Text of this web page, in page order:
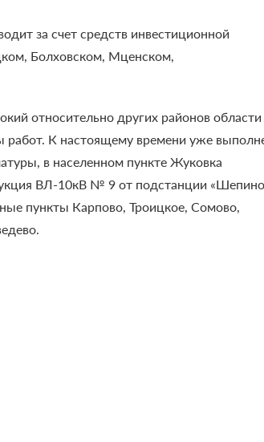
за счет средств инвестиционной
Болховском, Мценском,
относительно других районов области
работ. К настоящему времени уже
в населенном пункте Жуковка
ВЛ-10кВ № 9 от подстанции
пункты Карпово, Троицкое, Сомово,